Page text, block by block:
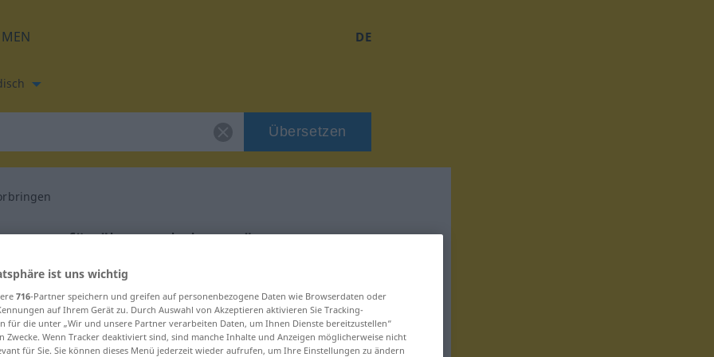
DE
Übersetzen
für "hervorbringen"
Übersetzung
ist uns wichtig
716-Partner speichern und greifen auf personenbezogene Daten wie Browserdaten oder
auf Ihrem Gerät zu. Durch Auswahl von Akzeptieren aktivieren Sie Tracking-
für die unter „Wir und unsere Partner verarbeiten Daten, um Ihnen Dienste bereitzustellen“
Zwecke. Wenn Tracker deaktiviert sind, sind manche Inhalte und Anzeigen möglicherweise nicht
für Sie. Sie können dieses Menü jederzeit wieder aufrufen, um Ihre Einstellungen zu ändern